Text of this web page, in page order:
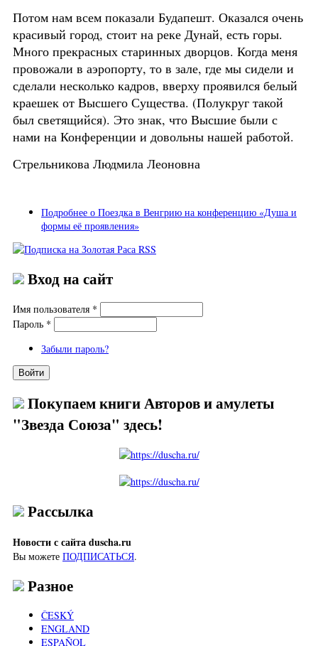
Потом нам всем показали Будапешт. Оказался очень
красивый город, стоит на реке Дунай, есть горы.
Много прекрасных старинных дворцов. Когда меня
провожали в аэропорту, то в зале, где мы сидели и
сделали несколько кадров, вверху проявился белый
краешек от Высшего Существа. (Полукруг такой
был светящийся). Это знак, что Высшие были с
нами на Конференции и довольны нашей работой.
Стрельникова Людмила Леоновна
Подробнее о Поездка в Венгрию на конференцию «Душа и
формы её проявления»
Вход на сайт
Имя пользователя *
Пароль *
Забыли пароль?
Покупаем книги Авторов и амулеты
"Звезда Союза" здесь!
Рассылка
Новости с сайта duscha.ru
Вы можете ПОДПИСАТЬСЯ.
Разное
ČESKÝ
ENGLAND
ESPAÑOL